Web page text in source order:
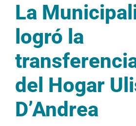
La
logró la
del Hogar
D’Andrea